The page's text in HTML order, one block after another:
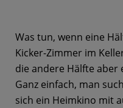
Was tun, wenn eine
Kicker-Zimmer im
die andere Hälfte aber
Ganz einfach, man
sich ein Heimkino mit